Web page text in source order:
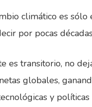
climático es
por pocas
es transitorio, no
globales,
y